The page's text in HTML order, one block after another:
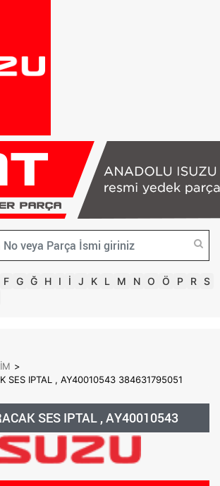
F G Ğ H I İ J K L M N O Ö P R S
>
SES IPTAL , AY40010543 384631795051
SES IPTAL , AY40010543